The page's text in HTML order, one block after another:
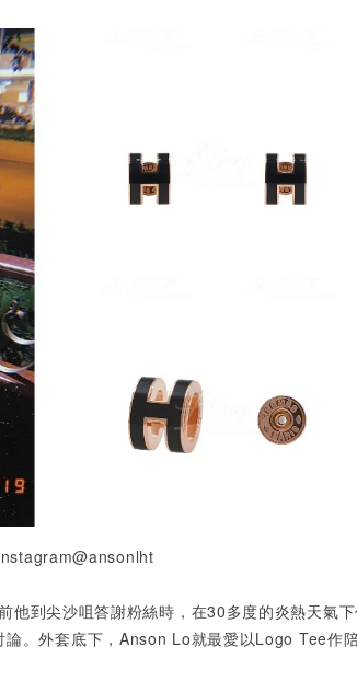
他到尖沙咀答謝粉絲時，在30多度的炎熱天氣
。外套底下， Anson Lo就最愛以Logo Tee作